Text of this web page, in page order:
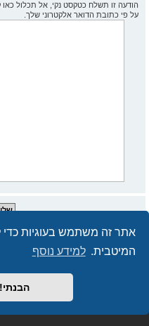
אתר זה משתמש בעוגיות כדי
המיטבית. למידע נוסף
הבנתי!
על פי כתובת הדואר אלקטרוני שלך.
style by
מבוסס עלphpBB.co.il - פורומים בעברית